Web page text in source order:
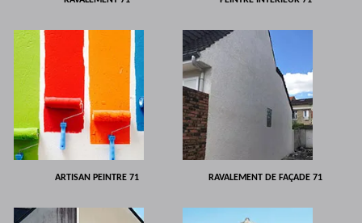
ARTISAN PEINTRE 71 RAVALEMENT DE FAÇADE 71